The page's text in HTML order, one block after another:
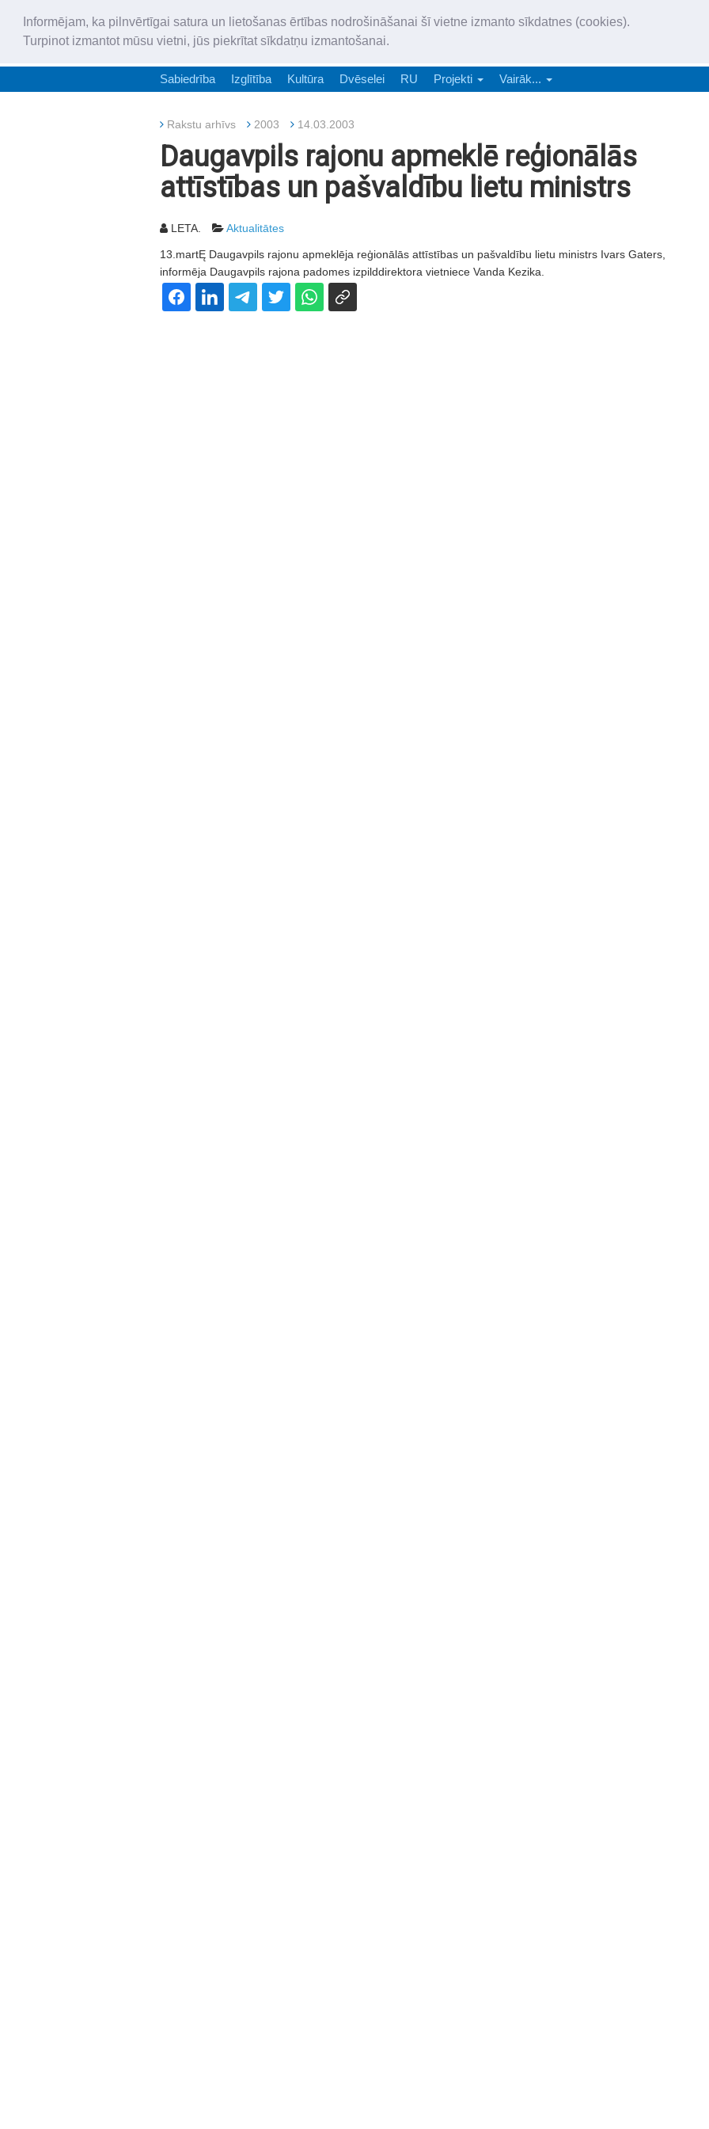
Informējam, ka pilnvērtīgai satura un lietošanas ērtības nodrošināšanai šī vietne izmanto sīkdatnes (cookies).
Turpinot izmantot mūsu vietni, jūs piekrītat sīkdatņu izmantošanai.
„Latgales Laiks” latviešu valodā aptver Daugavpils valstspilsētu,
Sabiedrība Izglītība Kultūra Dvēselei RU Projekti Vairāk...
Rakstu arhīvs 2003 14.03.2003
Daugavpils rajonu apmeklē reģionālās
attīstības un pašvaldību lietu ministrs
LETA. Aktualitātes
13.martĘ Daugavpils rajonu apmeklēja reģionālās attīstības un pašvaldību lietu ministrs Ivars Gaters,
informēja Daugavpils rajona padomes izpilddirektora vietniece Vanda Kezika.